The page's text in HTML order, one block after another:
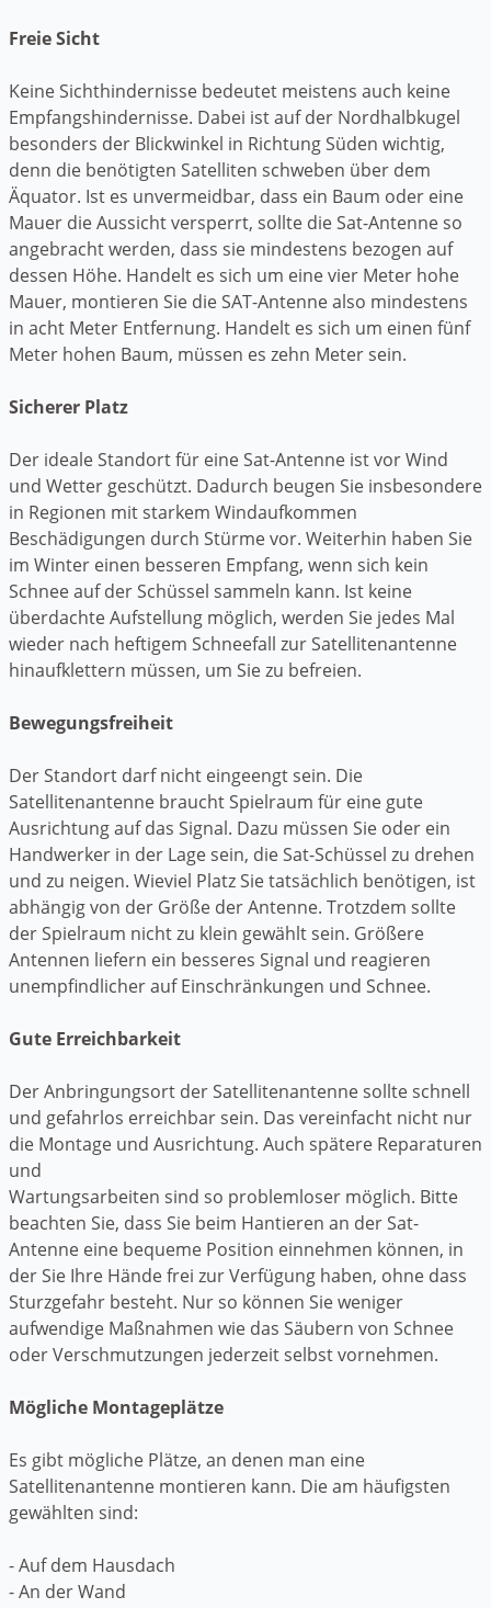
Freie Sicht
Keine Sichthindernisse bedeutet meistens auch keine
Empfangshindernisse. Dabei ist auf der Nordhalbkugel
besonders der Blickwinkel in Richtung Süden wichtig,
denn die benötigten Satelliten schweben über dem
Äquator. Ist es unvermeidbar, dass ein Baum oder eine
Mauer die Aussicht versperrt, sollte die Sat-Antenne so
angebracht werden, dass sie mindestens bezogen auf
dessen Höhe. Handelt es sich um eine vier Meter hohe
Mauer, montieren Sie die SAT-Antenne also mindestens
in acht Meter Entfernung. Handelt es sich um einen fünf
Meter hohen Baum, müssen es zehn Meter sein.
Sicherer Platz
Der ideale Standort für eine Sat-Antenne ist vor Wind
und Wetter geschützt. Dadurch beugen Sie insbesondere
in Regionen mit starkem Windaufkommen
Beschädigungen durch Stürme vor. Weiterhin haben Sie
im Winter einen besseren Empfang, wenn sich kein
Schnee auf der Schüssel sammeln kann. Ist keine
überdachte Aufstellung möglich, werden Sie jedes Mal
wieder nach heftigem Schneefall zur Satellitenantenne
hinaufklettern müssen, um Sie zu befreien.
Bewegungsfreiheit
Der Standort darf nicht eingeengt sein. Die
Satellitenantenne braucht Spielraum für eine gute
Ausrichtung auf das Signal. Dazu müssen Sie oder ein
Handwerker in der Lage sein, die Sat-Schüssel zu drehen
und zu neigen. Wieviel Platz Sie tatsächlich benötigen, ist
abhängig von der Größe der Antenne. Trotzdem sollte
der Spielraum nicht zu klein gewählt sein. Größere
Antennen liefern ein besseres Signal und reagieren
unempfindlicher auf Einschränkungen und Schnee.
Gute Erreichbarkeit
Der Anbringungsort der Satellitenantenne sollte schnell
und gefahrlos erreichbar sein. Das vereinfacht nicht nur
die Montage und Ausrichtung. Auch spätere Reparaturen
und
Wartungsarbeiten sind so problemloser möglich. Bitte
beachten Sie, dass Sie beim Hantieren an der Sat-
Antenne eine bequeme Position einnehmen können, in
der Sie Ihre Hände frei zur Verfügung haben, ohne dass
Sturzgefahr besteht. Nur so können Sie weniger
aufwendige Maßnahmen wie das Säubern von Schnee
oder Verschmutzungen jederzeit selbst vornehmen.
Mögliche Montageplätze
Es gibt mögliche Plätze, an denen man eine
Satellitenantenne montieren kann. Die am häufigsten
gewählten sind:
- Auf dem Hausdach
- An der Wand